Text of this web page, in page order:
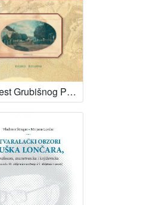
Povijest Grubišnog Polja : srednjovjekovno trgovište, vojna općina, slobodni grad / Željko Karaula ; glavni i odgovorni urednik Slobodan Kaštela